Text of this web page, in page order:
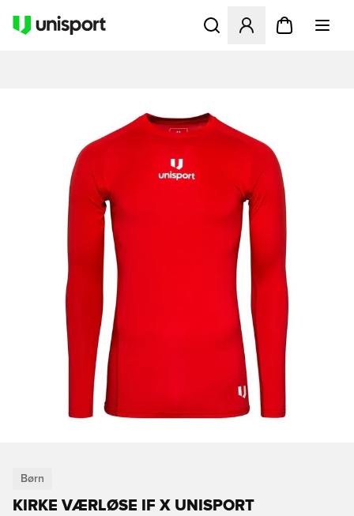
Åbner en Modal til at
Børn
KIRKE VÆRLØSE IF X UNISPORT